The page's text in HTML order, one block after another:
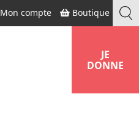
Mon compte Boutique
JE
DONNE